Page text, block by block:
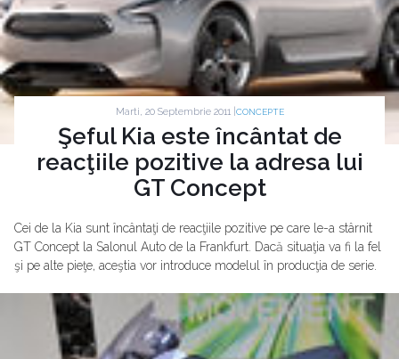
Marti, 20 Septembrie 2011 | CONCEPTE
Şeful Kia este încântat de
reacţiile pozitive la adresa lui
GT Concept
Cei de la Kia sunt încântaţi de reacţiile pozitive pe care le-a stârnit
GT Concept la Salonul Auto de la Frankfurt. Dacă situaţia va fi la fel
şi pe alte pieţe, aceştia vor introduce modelul în producţia de serie.